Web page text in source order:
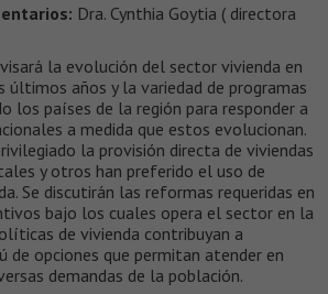
Dra. Cynthia Goytia ( directora
la evolución del sector vivienda en
últimos años y la variedad de programas
los países de la región para responder a
a medida que estos evolucionan.
la provisión directa de viviendas
y otros han preferido el uso de
Se discutirán las reformas requeridas en
bajo los cuales opera el sector en la
de vivienda contribuyan a
de opciones que permitan atender en
demandas de la población.